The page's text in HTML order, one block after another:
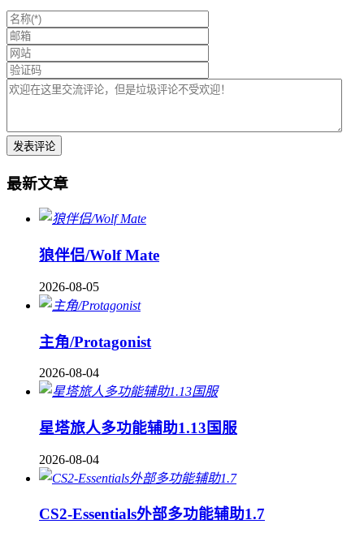
最新文章
狼伴侣/Wolf Mate
2026-08-05
主角/Protagonist
2026-08-04
星塔旅人多功能辅助1.13国服
2026-08-04
CS2-Essentials外部多功能辅助1.7